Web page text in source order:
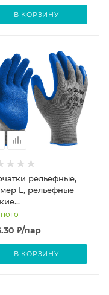
В КОРЗИНУ
рельефные,
L, рельефные
₽/пар
В КОРЗИНУ